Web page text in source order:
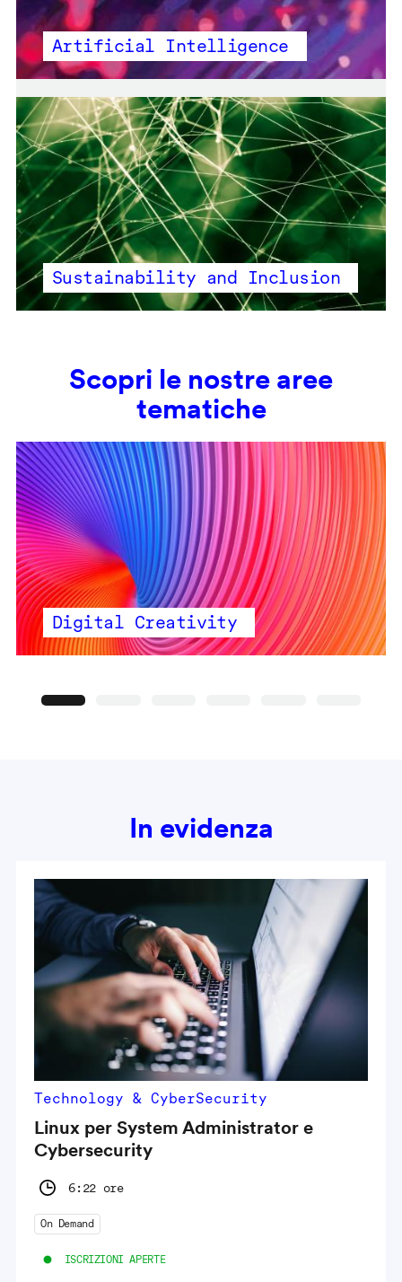
Artificial Intelligence
Sustainability and Inclusion
Scopri le nostre aree
tematiche
Digital Creativity
In evidenza
Technology & CyberSecurity
Linux per System Administrator e
Cybersecurity
6:22 ore
On Demand
ISCRIZIONI APERTE